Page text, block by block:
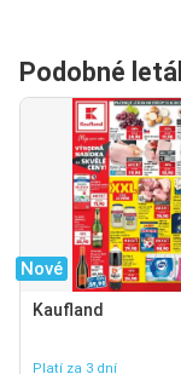
Podobné
Nové
Kaufland
Platí za 3 dní